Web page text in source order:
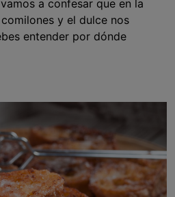
a confesar que en la
y el dulce nos
entender por dónde